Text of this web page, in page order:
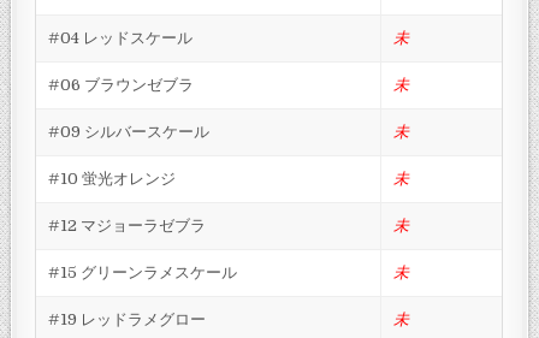
#04 レッドスケール 未
#06 ブラウンゼブラ 未
#09 シルバースケール 未
#10 蛍光オレンジ 未
#12 マジョーラゼブラ 未
#15 グリーンラメスケール 未
#19 レッドラメグロー 未